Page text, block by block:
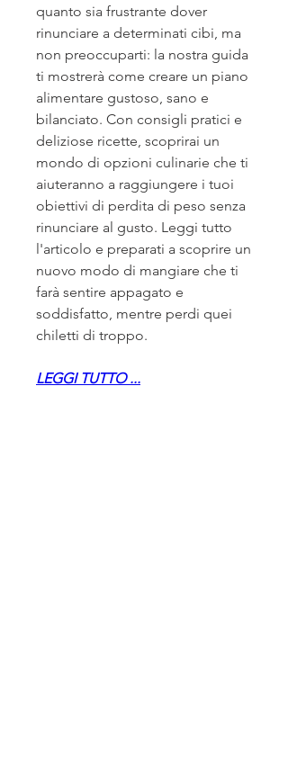
quanto sia frustrante dover
rinunciare a determinati cibi, ma
non preoccuparti: la nostra guida
ti mostrerà come creare un piano
alimentare gustoso, sano e
bilanciato. Con consigli pratici e
deliziose ricette, scoprirai un
mondo di opzioni culinarie che ti
aiuteranno a raggiungere i tuoi
obiettivi di perdita di peso senza
rinunciare al gusto. Leggi tutto
l'articolo e preparati a scoprire un
nuovo modo di mangiare che ti
farà sentire appagato e
soddisfatto, mentre perdi quei
chiletti di troppo.
LEGGI TUTTO ...